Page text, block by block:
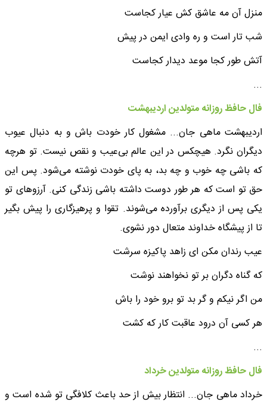
منزل آن مه عاشق کش عیار کجاست
شب تار است و ره وادی ایمن در پیش
آتش طور کجا موعد دیدار کجاست
...
فال حافظ روزانه متولدین اردیبهشت
اردیبهشت ماهی جان... مشغول کار خودت باش و به دنبال عیوب
دیگران نگرد. هیچکس در این عالم بی‌عیب و نقص نیست. تو هرچه
که باشی چه خوب و چه بد، به پای خودت نوشته می‌شود. پس این
حق تو است که هر طور دوست داشته باشی زندگی کنی. آرزوهای تو
یکی پس از دیگری برآورده می‌شوند. تقوا و پرهیزگاری را پیش بگیر
تا از پیشگاه خداوند متعال دور نشوی.
عیب رندان مکن ای زاهد پاکیزه سرشت
که گناه دگران بر تو نخواهند نوشت
من اگر نیکم و گر بد تو برو خود را باش
هر کسی آن درود عاقبت کار که کشت
...
فال حافظ روزانه متولدین خرداد
خرداد ماهی جان... انتظار بیش از حد باعث کلافگی تو شده است و